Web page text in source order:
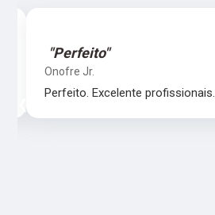
"Perfeito"
Onofre Jr.
Perfeito. Excelente profissionais.
‹